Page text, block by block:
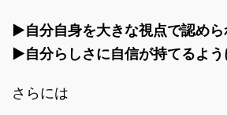
▶︎自分自身を大きな視点で認めら
▶︎自分らしさに自信が持てるよう
さらには